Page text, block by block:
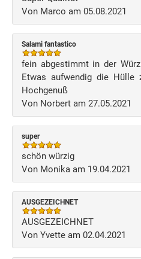
Von Marco am 05.08.2021
Salami fantastico
fein abgestimmt in der
Etwas aufwendig die Hülle
Hochgenuß
Von Norbert am 27.05.2021
super
schön würzig
Von Monika am 19.04.2021
AUSGEZEICHNET
AUSGEZEICHNET
Von Yvette am 02.04.2021